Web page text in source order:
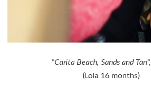
"Carita Beach, Sands and Tan",
(Lola 16 months)